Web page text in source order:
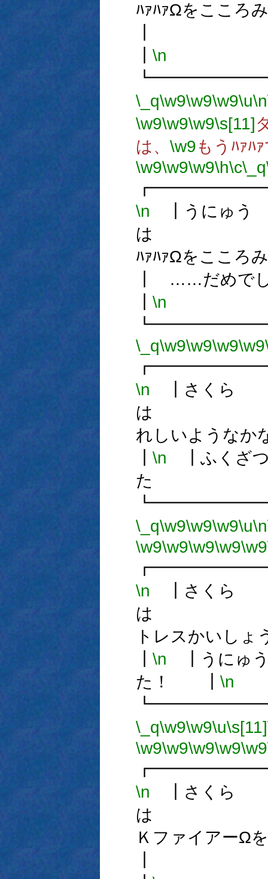
ﾊｧﾊｧΩを
\n
\_q\w9\w9\w9\u\n
\w9\w9\w9\s[11]
は、 \w9もうﾊｧﾊ
\w9\w9\w9\h\c\_q
\n ┃うにゅう
ﾊｧﾊｧΩを
┃ ……
\n
\_q\w9\w9\w9\w9
\n ┃さくら
れしいよう
\n ┃ふくざつ
た
\_q\w9\w9\w9\u\n
\w9\w9\w9\w9\w9
\n ┃さくら
トレスか
\n ┃うにゅ
た！ ┃ \n
\_q\w9\w9\u\s[11]
\w9\w9\w9\w9\w9
\n ┃さくら
Ｋファイア